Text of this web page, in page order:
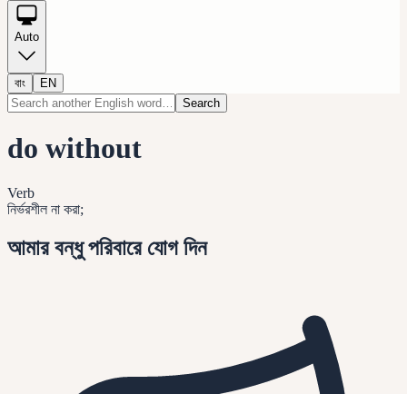
Auto
বাং
EN
Search
do without
Verb
নির্ভরশীল না করা;
আমার বন্ধু পরিবারে যোগ দিন